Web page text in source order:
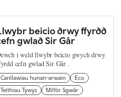
beicio drwy ffyrdd
gwlad Sir Gâr
i weld llwybr beicio gwych drwy
cefn gwlad Sir Gâr .
Canllawiau hunan-arwain
Eco
Teithiau Tywys
Milltir Sgwâr